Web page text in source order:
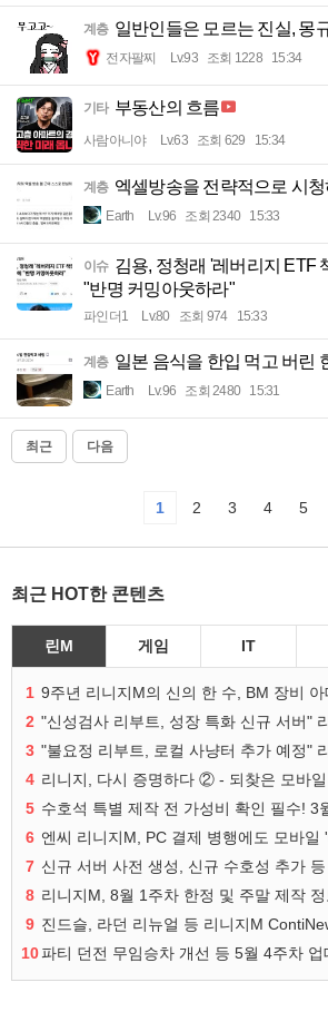
계층 일반인들은 모르는 진실, 몽
전자팔찌 Lv.93 조회 1228 15:34
기타 부동산의 흐름
사람아니야 Lv.63 조회 629 15:34
계층 엑셀방송을 전략적으로 시
Earth Lv.96 조회 2340 15:33
이슈 김용, 정청래 '레버리지 ETF
"반명 커밍아웃하라"
파인더1 Lv.80 조회 974 15:33
계층 일본 음식을 한입 먹고 버린
Earth Lv.96 조회 2480 15:31
최근 다음
1 2 3 4 5
최근 HOT한 콘텐츠
린M 게임 IT
1 9주년 리니지M의 신의 한 수, BM 장비 아
2
3
4 리니지, 다시 증명하다 ② - 되찾은 모바
5
6 엔씨 리니지M, PC 결제 병행에도 모바일
7
8 리니지M, 8월 1주차 한정 및 주말 제작 정
9 진드슬, 라던 리뉴얼 등 리니지M
10파티 던전 무임승차 개선 등 5월 4주차 업